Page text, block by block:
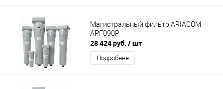
Магистральный фильтр ARIACOM
APF090P
28 424 руб. / шт
Подробнее